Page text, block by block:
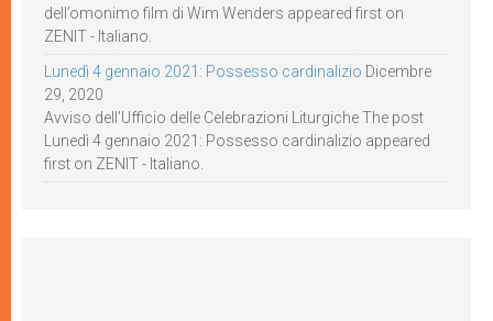
dell’omonimo film di Wim Wenders appeared first on
ZENIT - Italiano.
Lunedì 4 gennaio 2021: Possesso cardinalizio Dicembre
29, 2020
Avviso dell’Ufficio delle Celebrazioni Liturgiche The post
Lunedì 4 gennaio 2021: Possesso cardinalizio appeared
first on ZENIT - Italiano.